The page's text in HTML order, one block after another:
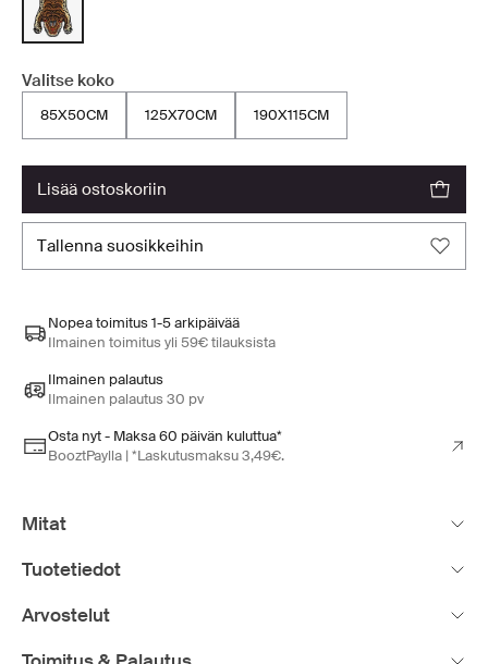
Valitse koko
85X50CM 125X70CM 190X115CM
lisää ostoskoriin
tallenna suosikkeihin
Nopea toimitus 1-5 arkipäivää
Ilmainen toimitus yli 59€ tilauksista
Ilmainen palautus
Ilmainen palautus 30 pv
Osta nyt - Maksa 60 päivän kuluttua*
BooztPaylla | *Laskutusmaksu 3,49€.
Mitat
Tuotetiedot
Arvostelut